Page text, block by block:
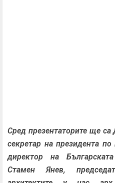
Сред презентаторите ще
секретар на президента
директор на
Стамен Янев,